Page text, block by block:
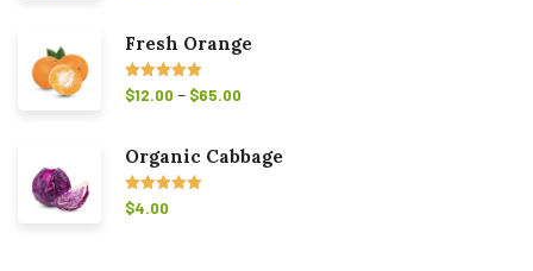
Fresh Orange
Avaliação
5.00de 5
$12.00 – $65.00
Organic Cabbage
Avaliação
5.00de 5
$4.00